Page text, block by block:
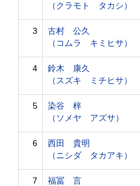
（クラモト タカシ）
3
古村 公久
（コムラ キミヒサ）
4
鈴木 康久
（スズキ ミチヒサ）
5
染谷 梓
（ソメヤ アズサ）
6
西田 貴明
（ニシダ タカアキ）
7
福冨 言